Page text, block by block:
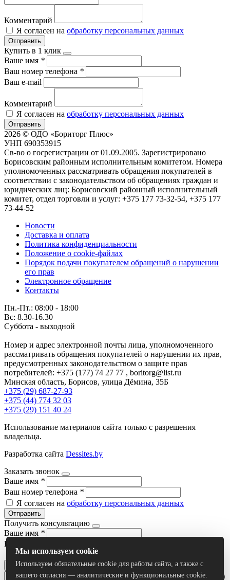
Комментарий
Я согласен на обработку персональных данных
Отправить
Купить в 1 клик
Ваше имя *
Ваш номер телефона *
Ваш e-mail
Комментарий
Я согласен на обработку персональных данных
Отправить
2026 © ОДО «Бориторг Плюс»
УНП 690353915
Св-во о госрегистрации от 01.09.2005. Зарегистрировано
Борисовским районным исполнительным комитетом. Номера
уполномоченных рассматривать обращения покупателей в
соответствии с законодательством об обращениях граждан и
юридических лиц: Борисовский районный исполнительный
комитет, отдел торговли и услуг: +375 177 73-32-54, +375 177
73-44-52
Новости
Доставка и оплата
Политика конфиденциальности
Положение о cookie-файлах
Порядок подачи покупателем обращений о нарушении
его прав
Электронное обращение
Контакты
Пн.-Пт.: 08:00 - 18:00
Вс: 8.30-16.30
Суббота - выходной
Номер и адрес электронной почты лица, уполномоченного
рассматривать обращения покупателей о нарушении их прав,
предусмотренных законодательством о защите прав
потребителей: +375 (177) 74 27 77 , boritorg@list.ru
Минская область, Борисов, улица Дёмина, 35Б
+375 (29) 687-27-93
+375 (44) 774 32 03
+375 (29) 151 40 24
Использование материалов сайта только с разрешения
владельца.
Разработка сайта Dessites.by
Заказать звонок
Ваше имя *
Ваш номер телефона *
Я согласен на обработку персональных данных
Отправить
Получить консультацию
Ваше имя *
Ваш номер телефона
Я согласен наобработку персональных данных
Отправить
Умный поиск(тестовый режим)
Мы используем cookie
Используем обязательные cookie для работы сайта, а также с
вашего согласия — аналитические и функциональные cookie.